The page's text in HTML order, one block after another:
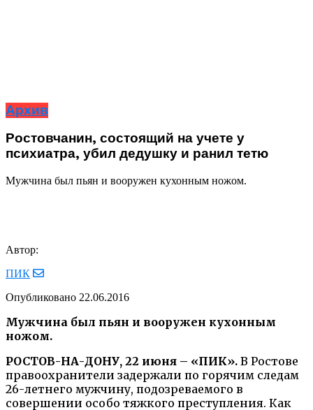
Архив
Ростовчанин, состоящий на учете у
психиатра, убил дедушку и ранил тетю
Мужчина был пьян и вооружен кухонным ножом.
Автор:
ПИК
Опубликовано 22.06.2016
Мужчина был пьян и вооружен кухонным
ножом.
РОСТОВ-НА-ДОНУ, 22 июня – «ПИК». В Ростове
правоохранители задержали по горячим следам
26-летнего мужчину, подозреваемого в
совершении особо тяжкого преступления. Как